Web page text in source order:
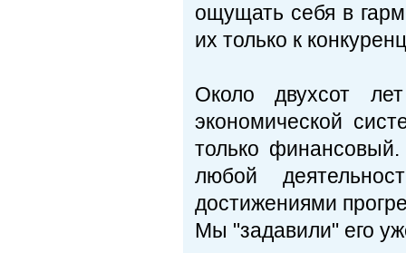
ощущать себя в
их только к
Около двухсот
экономической
только
любой
достижениями
Мы "задавили" его